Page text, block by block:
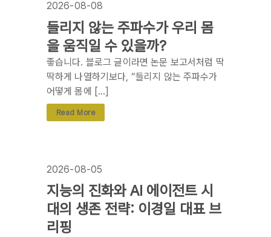
2026-08-08
들리지 않는 주파수가 우리 몸
을 움직일 수 있을까?
좋습니다. 블로그 글이라면 논문 보고서처럼 딱
딱하게 나열하기보다, “들리지 않는 주파수가
어떻게 몸에 […]
Read More
2026-08-05
지능의 진화와 AI 에이전트 시
대의 생존 전략: 이경일 대표 브
리핑